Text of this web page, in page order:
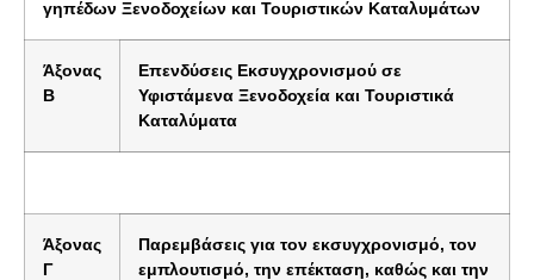
γηπέδων Ξενοδοχείων και Τουριστικών Καταλυμάτων
Άξονας
Β
Επενδύσεις Εκσυγχρονισμού σε
Υφιστάμενα Ξενοδοχεία και Τουριστικά
Καταλύματα
Άξονας
Γ
Παρεμβάσεις για τον εκσυγχρονισμό, τον
εμπλουτισμό, την επέκταση, καθώς και την